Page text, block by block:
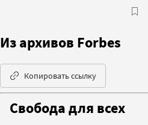
Из архивов Forbes
Копировать ссылку
Свобода для всех